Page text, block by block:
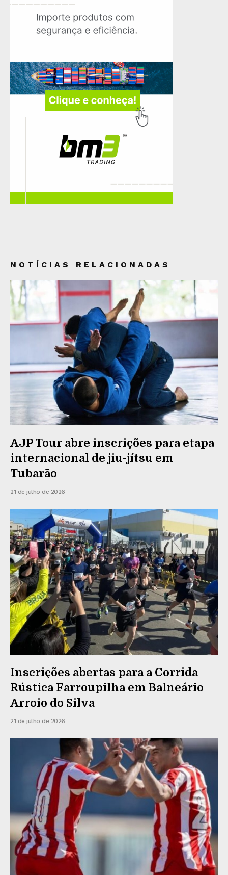
NOTÍCIAS RELACIONADAS
AJP Tour abre inscrições para etapa
internacional de jiu-jítsu em
Tubarão
21 de julho de 2026
Inscrições abertas para a Corrida
Rústica Farroupilha em Balneário
Arroio do Silva
21 de julho de 2026